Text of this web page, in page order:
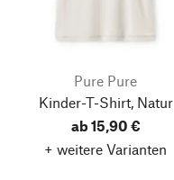
Pure Pure
Kinder-T-Shirt, Natur
ab 15,90 €
+ weitere Varianten